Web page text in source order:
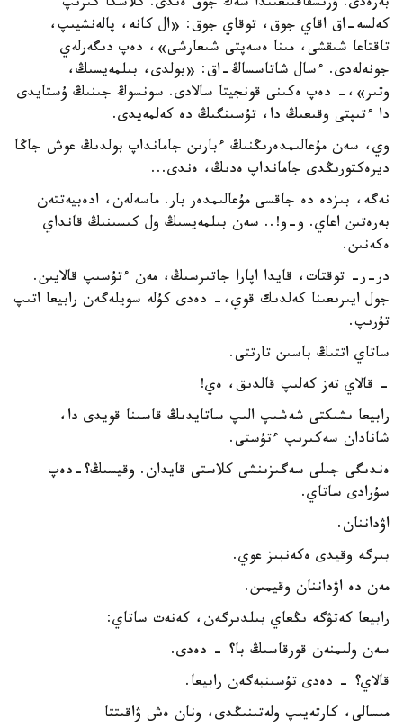
كەلسە-اق اقاي جوق، توقاي جوق: «ال كانە، پالەنشيىپ،
تاقتاعا شىقشى، مىنا ەسەپتى شىعارشى»، دەپ دىگەرلەي
جونەلەدى. ءسال شاتاسساڭ-اق: «بولدى، بىلمەيسىڭ،
وتىر»،- دەپ ەكىنى قونجيتا سالادى. سونسوڭ جىنىڭ ۇستايدى
دا ءتىپتى وقىعىڭ دا، تۇسىنگىڭ دە كەلمەيدى.
وي، سەن مۇعالىمدەرىڭنىڭ ءبارىن جامانداپ بولدىڭ عوش جاڭا
ديرەكتورىڭدى جامانداپ ەدىڭ، ەندى...
نەگە، بىزدە دە جاقسى مۇعالىمدەر بار. ماسەلەن، ادەبيەتتەن
بەرەتىن اعاي. و-و!.. سەن بىلمەيسىڭ ول كىسىنىڭ قانداي
ەكەنىن.
در-ر- توقتات، قايدا اپارا جاتىرسىڭ، مەن ءتۇسىپ قالايىن.
جول ايىرىعىنا كەلدىك قوي،- دەدى كۇلە سويلەگەن رابيعا اتىپ
تۇرىپ.
ساتاي اتتىڭ باسىن تارتتى.
- قالاي تەز كەلىپ قالدىق، ەي!
رابيعا ىشىكتى شەشىپ الىپ ساتايدىڭ قاسىنا قويدى دا،
شانادان سەكىرىپ ءتۇستى.
ەندىگى جىلى سەگىزىنشى كلاستى قايدان. وقيسىڭ؟-دەپ
سۇرادى ساتاي.
اۋداننان.
بىرگە وقيدى ەكەنبىز عوي.
مەن دە اۋداننان وقيمىن.
رابيعا كەتۋگە ىڭعاي بىلدىرگەن، كەنەت ساتاي:
سەن ولىمنەن قورقاسىڭ با؟ - دەدى.
قالاي؟ - دەدى تۇسىنبەگەن رابيعا.
مىسالى، كارتەيىپ ولەتىنىڭدى، ونان ەش ۋاقىتتا